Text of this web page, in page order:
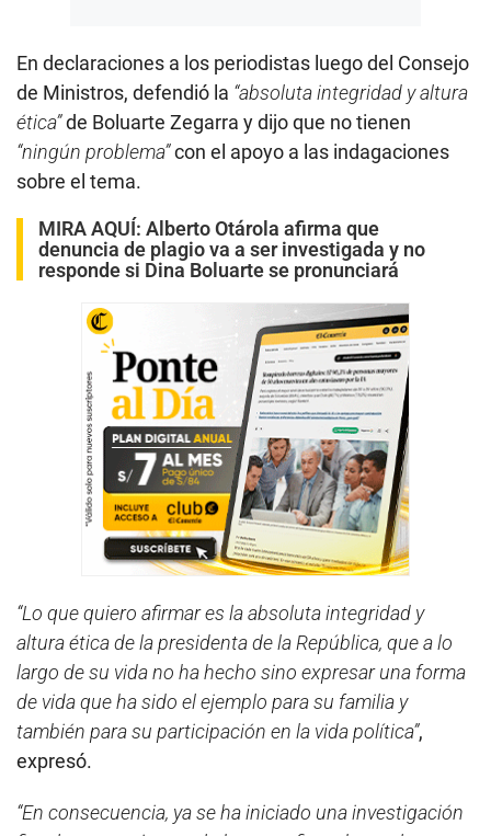
En declaraciones a los periodistas luego del Consejo
de Ministros, defendió la “absoluta integridad y altura
ética”de Boluarte Zegarra y dijo que no tienen
“ningún problema”con el apoyo a las indagaciones
sobre el tema.
MIRA AQUÍ: Alberto Otárola afirma que
denuncia de plagio va a ser investigada y no
responde si Dina Boluarte se pronunciará
“Lo que quiero afirmar es la absoluta integridad y
altura ética de la presidenta de la República, que a lo
largo de su vida no ha hecho sino expresar una forma
de vida que ha sido el ejemplo para su familia y
también para su participación en la vida política”,
expresó.
“En consecuencia, ya se ha iniciado una investigación